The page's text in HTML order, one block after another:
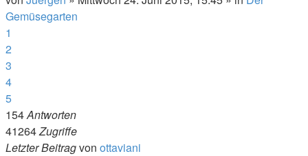
Gemüsegarten
1
2
3
4
5
154Antworten
41264Zugriffe
Letzter Beitragvon ottaviani